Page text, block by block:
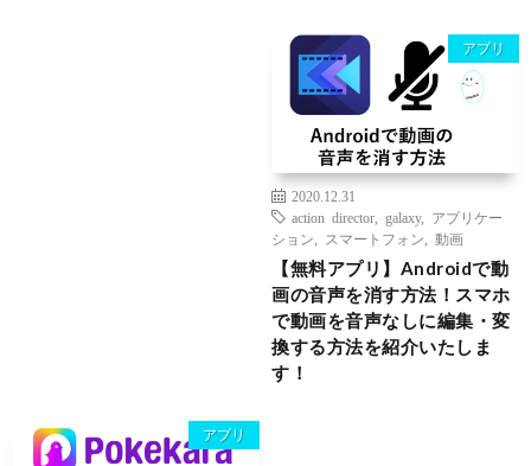
アプリ
2020.12.31
action director
galaxy, アプリケー
ション
スマートフォン 動画
【無料アプリ】Androidで動
画の音声を消す方法！スマホ
で動画を音声なしに編集・変
換する方法を紹介いたしま
す！
アプリ